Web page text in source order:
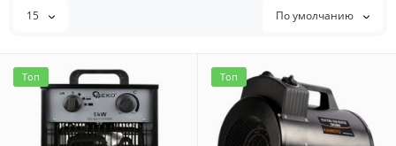
15 По умолчанию
Топ Топ